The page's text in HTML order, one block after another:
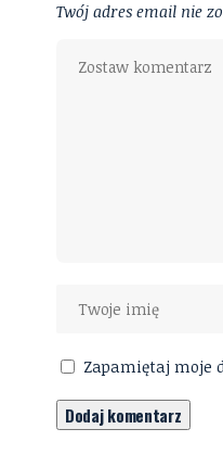
Twój adres email nie
Zapamiętaj moje